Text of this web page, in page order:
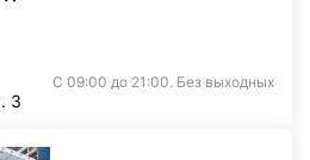
С 09:00 до 21:00. Без выходных
3